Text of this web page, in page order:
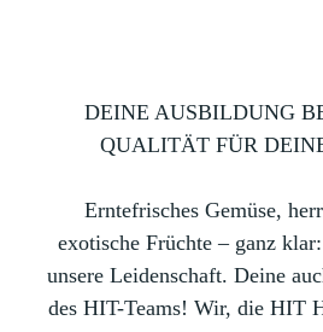
DEINE AUSBILDUNG
QUALITÄT FÜR
Erntefrisches Gemüse,
exotische Früchte – ganz
unsere Leidenschaft. Deine
des HIT-Teams! Wir, die HIT